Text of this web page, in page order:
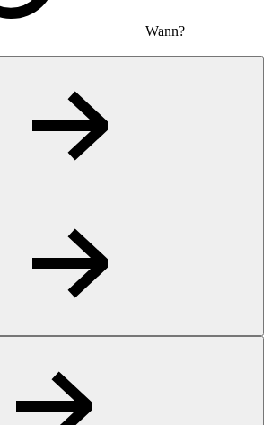
Wann?